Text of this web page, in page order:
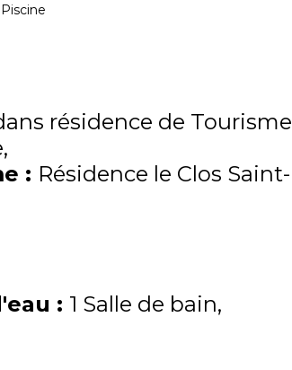
Piscine
résidence de Tourisme
: Résidence le Clos Saint-
: 1 Salle de bain